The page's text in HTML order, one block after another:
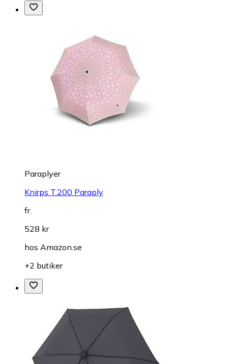
Paraplyer
Knirps T.200 Paraply
fr.
528 kr
hos Amazon.se
+2 butiker